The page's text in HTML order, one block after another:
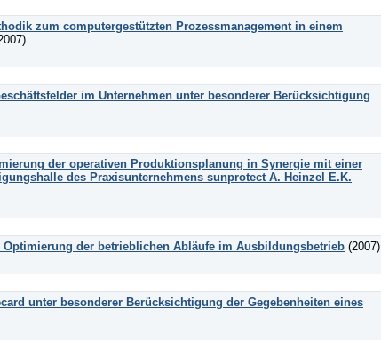
zum computergestützten Prozessmanagement in einem
im Unternehmen unter besonderer Berücksichtigung
der operativen Produktionsplanung in Synergie mit einer
des Praxisunternehmens sunprotect A. Heinzel E.K.
der betrieblichen Abläufe im Ausbildungsbetrieb (2007)
unter besonderer Berücksichtigung der Gegebenheiten eines